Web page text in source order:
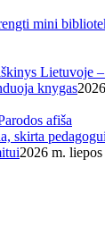
mini
Lietuvoje
knygas
skirta
2026 m.